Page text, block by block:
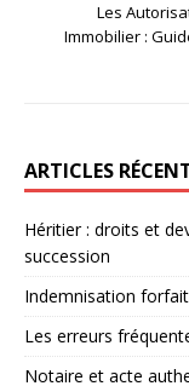
Les
Immobilier :
ARTICLES
Héritier : droits et
succession
Indemnisation
Les erreurs
Notaire et acte